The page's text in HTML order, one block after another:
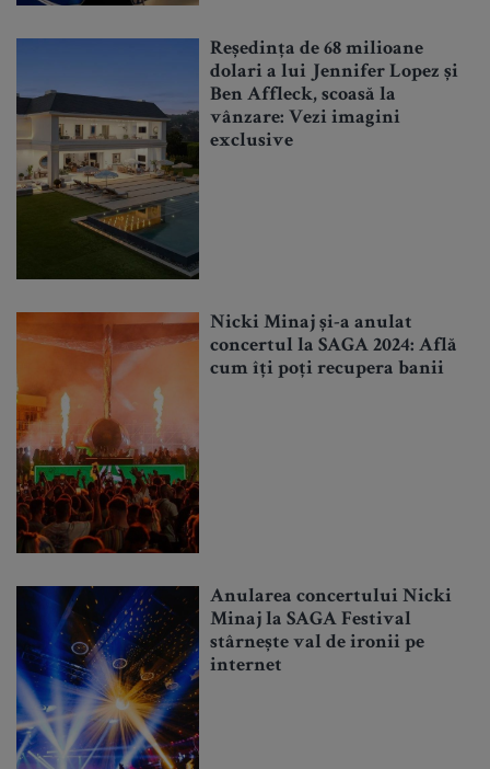
Reședința de 68 milioane
dolari a lui Jennifer Lopez și
Ben Affleck, scoasă la
vânzare: Vezi imagini
exclusive
Nicki Minaj și-a anulat
concertul la SAGA 2024: Află
cum îți poți recupera banii
Anularea concertului Nicki
Minaj la SAGA Festival
stârnește val de ironii pe
internet